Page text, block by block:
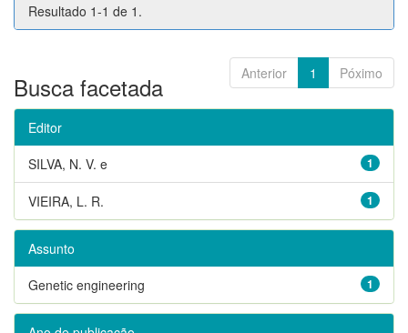
Resultado 1-1 de 1.
Anterior 1 Póximo
Busca facetada
Editor
1
SILVA, N. V. e
1
VIEIRA, L. R.
Assunto
1
Genetic engineering